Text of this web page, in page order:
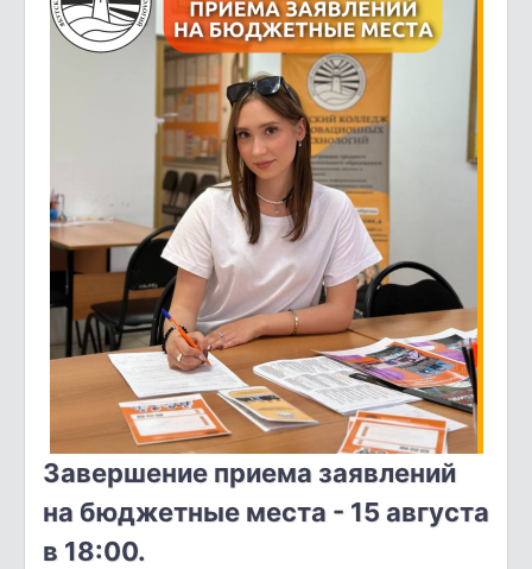
Завершение приема заявлений
на бюджетные места - 15 августа
в 18:00.